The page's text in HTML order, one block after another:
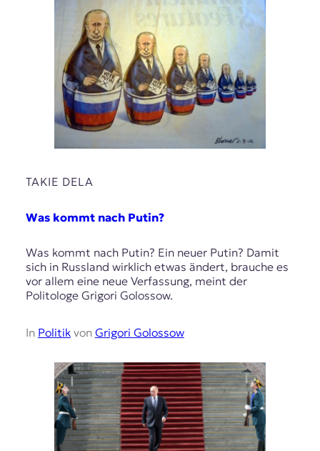
TAKIE DELA
Was kommt nach Putin?
Was kommt nach Putin? Ein neuer Putin? Damit
sich in Russland wirklich etwas ändert, brauche es
vor allem eine neue Verfassung, meint der
Politologe Grigori Golossow.
In Politikvon Grigori Golossow